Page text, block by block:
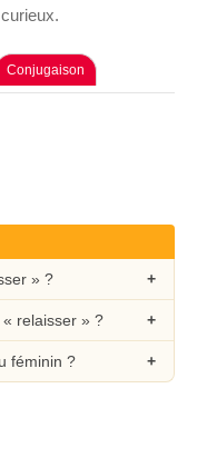
Conjugaison
» ?
relaisser » ?
féminin ?